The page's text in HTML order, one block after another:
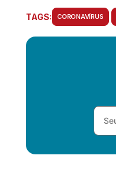
TAGS: CORONAVÍRUS